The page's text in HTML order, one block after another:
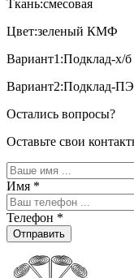
Ткань:смесовая
Цвет:зеленый КМФ
Вариант1:Подклад-х/
Вариант2:Подклад-
Остались вопросы?
Оставьте свои
Имя *
Телефон *
Отправить